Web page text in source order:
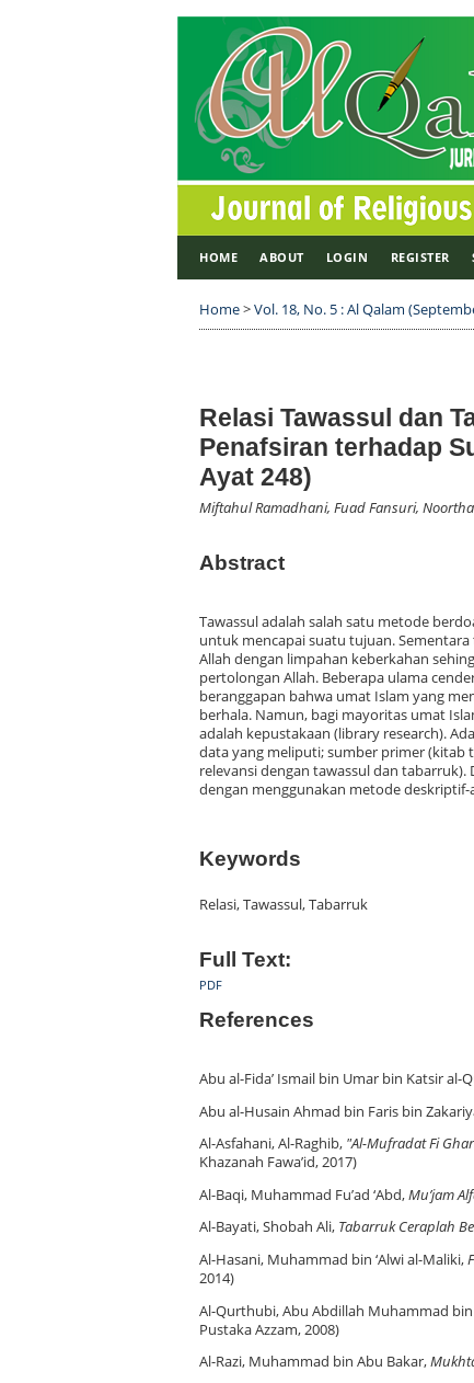
HOME ABOUT LOGIN REGISTER
Home>Vol. 18, No. 5 : Al Qalam
Relasi Tawassul dan
Penafsiran terhadap
Ayat 248)
Miftahul Ramadhani, Fuad Fansuri,
Abstract
Tawassul adalah salah satu metode
untuk mencapai suatu tujuan.
Allah dengan limpahan keberkahan
pertolongan Allah. Beberapa ulama
beranggapan bahwa umat Islam yang
berhala. Namun, bagi mayoritas umat
adalah kepustakaan (library research).
data yang meliputi; sumber primer (kitab
relevansi dengan tawassul dan
dengan menggunakan metode deskriptif-
Keywords
Relasi, Tawassul, Tabarruk
Full Text:
PDF
References
Abu al-Fida’ Ismail bin Umar bin Katsir al-
Abu al-Husain Ahmad bin Faris bin
Al-Asfahani, Al-Raghib, "Al-Mufradat Fi
Khazanah Fawa’id, 2017)
Al-Baqi, Muhammad Fu’ad ‘Abd,Mu’jam
Al-Bayati, Shobah Ali, Tabarruk Ceraplah
Al-Hasani, Muhammad bin ‘Alwi al-Maliki,
2014)
Al-Qurthubi, Abu Abdillah Muhammad
Pustaka Azzam, 2008)
Al-Razi, Muhammad bin Abu Bakar,